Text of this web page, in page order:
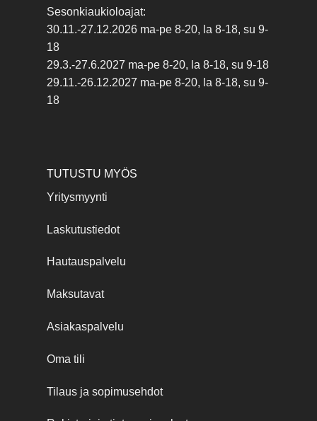
Sesonkiaukioloajat:
30.11.-27.12.2026 ma-pe 8-20, la 8-18, su 9-
18
29.3.-27.6.2027 ma-pe 8-20, la 8-18, su 9-18
29.11.-26.12.2027 ma-pe 8-20, la 8-18, su 9-
18
TUTUSTU MYÖS
Yritysmyynti
Laskutustiedot
Hautauspalvelu
Maksutavat
Asiakaspalvelu
Oma tili
Tilaus ja sopimusehdot